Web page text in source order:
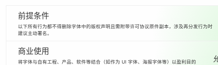
前提条件
以下所有行为都不得删除字体中的版权声明且需附带许可协议原件副本，涉及再分发行为时
建议主动署名。
商业使用
将字体与自有工程、产品、软件等结合（如作为 UI 字体、海报字体等）以盈利目的